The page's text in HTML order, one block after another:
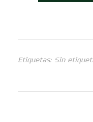
Etiquetas: Sin